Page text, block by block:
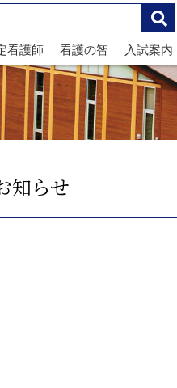
看護師 看護の智 入試案内
知らせ